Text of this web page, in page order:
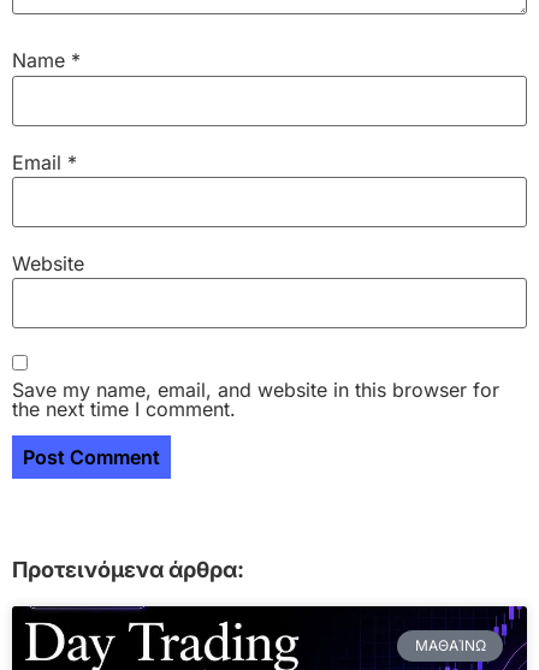
Name *
Email *
Website
Save my name, email, and website in this browser for
the next time I comment.
Προτεινόμενα άρθρα:
ΜΑΘΑΊΝΩ